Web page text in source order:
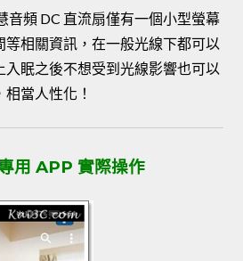
音頻 DC 直流扇僅有一個小型螢幕
相關資訊，在一般光線下都可以
眠之後不想受到光線影響也可以
當人性化！
用 APP 實際操作